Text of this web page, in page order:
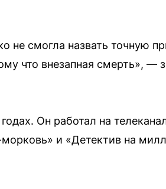
не смогла назвать точную
что внезапная смерть», —
Он работал на
и «Детектив на